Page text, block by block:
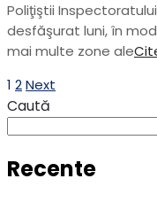
Poliţiştii
desfăşurat luni, în
mai multe zone ale
Paginație
articole
1 2Next
Caută
Recente